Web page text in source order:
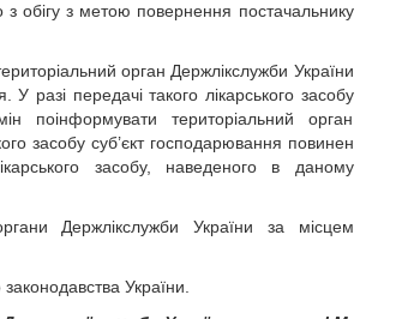
з обігу з метою повернення постачальнику
орган Держлікслужби України
разі передачі такого лікарського засобу
поінформувати територіальний орган
засобу суб’єкт господарювання повинен
засобу, наведеного в даному
Держлікслужби України за місцем
України.